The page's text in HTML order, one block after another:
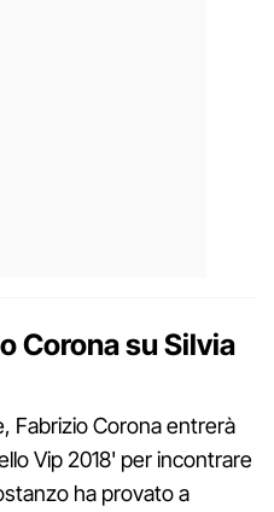
Corona su Silvia
Fabrizio Corona entrerà
Vip 2018' per incontrare
ha provato a